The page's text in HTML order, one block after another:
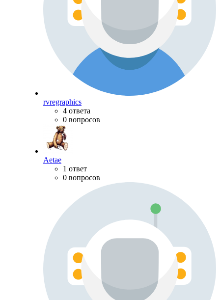
rvregraphics
4 ответа
0 вопросов
Aetae
1 ответ
0 вопросов